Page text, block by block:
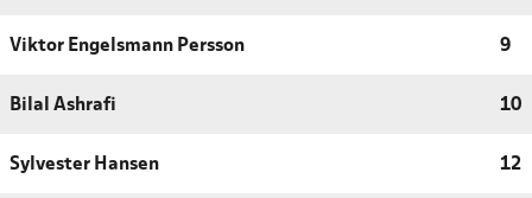
Viktor Engelsmann Persson 9
Bilal Ashrafi 10
Sylvester Hansen 12